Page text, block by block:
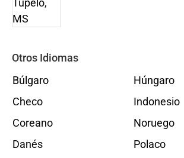
Otros Idiomas
Búlgaro
Checo
Coreano
Danés
Húngaro
Indonesio
Noruego
Polaco